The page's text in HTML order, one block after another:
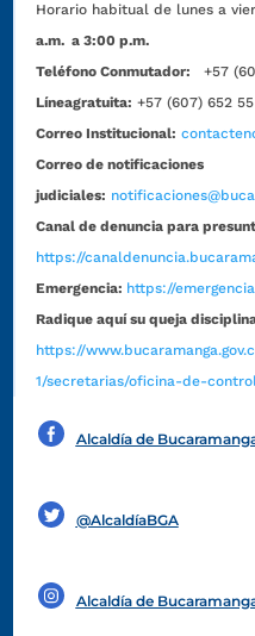
Horario habitual de lunes a
a.m. a 3:00 p.m.
Teléfono Conmutador:
+57
Líneagratuita: +57 (607) 652
Correo Institucional:
Correo de notificaciones
judiciales:
Canal de denuncia para
https://
Emergencia: https://
Radique aquí su queja
https://
1/secretarias/oficina-de-
Alcaldía de
@AlcaldíaBGA
Alcaldía de